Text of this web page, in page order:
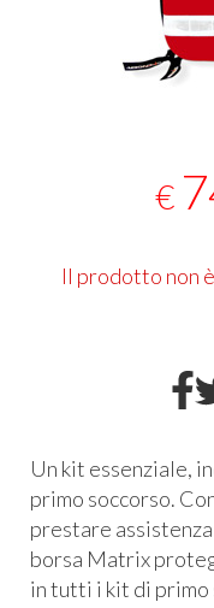
€
Il prodotto non
Un kit essenziale,
primo soccorso.
prestare
borsa Matrix
in tutti i kit di primo